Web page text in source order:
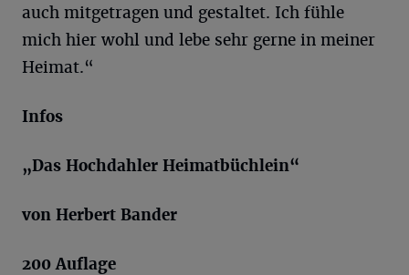
auch mitgetragen und gestaltet. Ich fühle
mich hier wohl und lebe sehr gerne in meiner
Heimat.“
Infos
„Das Hochdahler Heimatbüchlein“
von Herbert Bander
200 Auflage